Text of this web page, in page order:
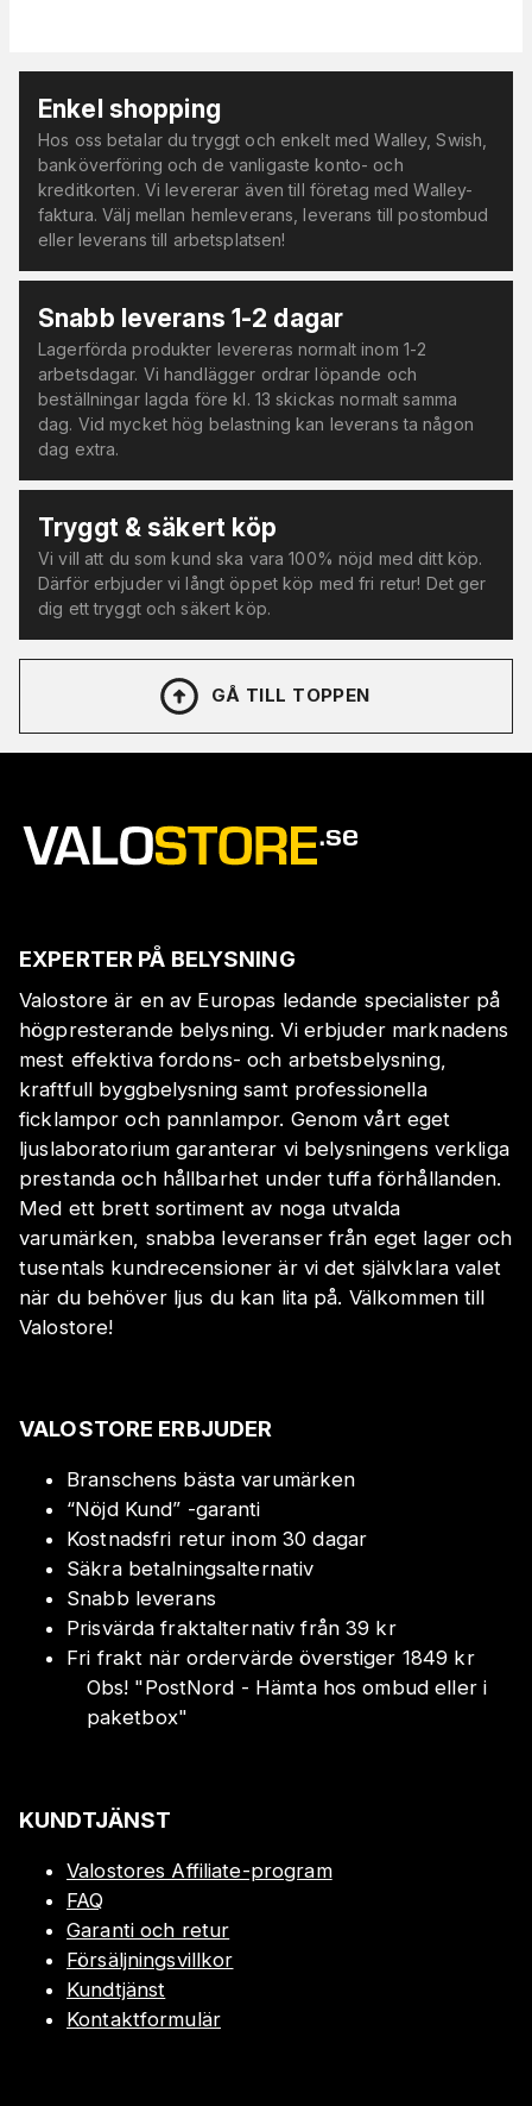
Enkel shopping
Hos oss betalar du tryggt och enkelt med Walley, Swish,
banköverföring och de vanligaste konto- och
kreditkorten. Vi levererar även till företag med Walley-
faktura. Välj mellan hemleverans, leverans till postombud
eller leverans till arbetsplatsen!
Snabb leverans 1-2 dagar
Lagerförda produkter levereras normalt inom 1-2
arbetsdagar. Vi handlägger ordrar löpande och
beställningar lagda före kl. 13 skickas normalt samma
dag. Vid mycket hög belastning kan leverans ta någon
dag extra.
Tryggt & säkert köp
Vi vill att du som kund ska vara 100% nöjd med ditt köp.
Därför erbjuder vi långt öppet köp med fri retur! Det ger
dig ett tryggt och säkert köp.
GÅ TILL TOPPEN
EXPERTER PÅ BELYSNING
Valostore är en av Europas ledande specialister på
högpresterande belysning. Vi erbjuder marknadens
mest effektiva fordons- och arbetsbelysning,
kraftfull byggbelysning samt professionella
ficklampor och pannlampor. Genom vårt eget
ljuslaboratorium garanterar vi belysningens verkliga
prestanda och hållbarhet under tuffa förhållanden.
Med ett brett sortiment av noga utvalda
varumärken, snabba leveranser från eget lager och
tusentals kundrecensioner är vi det självklara valet
när du behöver ljus du kan lita på. Välkommen till
Valostore!
VALOSTORE ERBJUDER
Branschens bästa varumärken
“Nöjd Kund” -garanti
Kostnadsfri retur inom 30 dagar
Säkra betalningsalternativ
Snabb leverans
Prisvärda fraktalternativ från 39 kr
Fri frakt när ordervärde överstiger 1849 kr
Obs! "PostNord - Hämta hos ombud eller i
paketbox"
KUNDTJÄNST
Valostores Affiliate-program
FAQ
Garanti och retur
Försäljningsvillkor
Kundtjänst
Kontaktformulär